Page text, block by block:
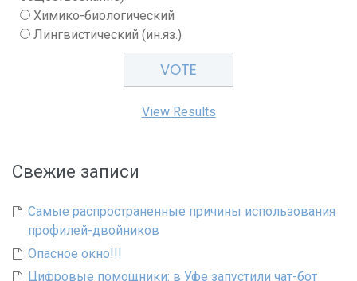
Химико-биологический
Лингвистический (ин.яз.)
View Results
Свежие записи
Самые распространенные причины использования
профилей-двойников
Опасное окно!!!
Цифровые помощники: в Уфе запустили чат-бот